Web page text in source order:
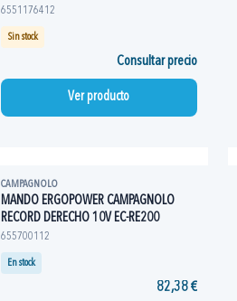
6551176412
Sin stock
Consultar precio
Ver producto
CAMPAGNOLO
MANDO ERGOPOWER CAMPAGNOLO
RECORD DERECHO 10V EC-RE200
655700112
En stock
82,38 €